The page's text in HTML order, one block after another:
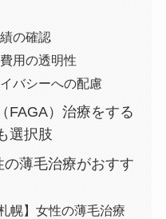
の確認
用の透明性
バシーへの配慮
FAGA）治療をする
選択肢
薄毛治療がおすす
幌】女性の薄毛治療